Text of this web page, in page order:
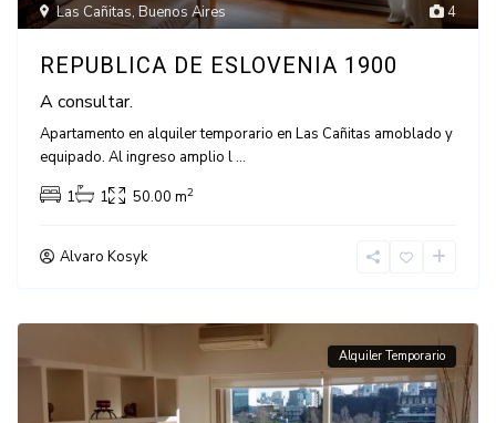
4
Las Cañitas,Buenos Aires
REPUBLICA DE ESLOVENIA 1900
A consultar.
Apartamento en alquiler temporario en Las Cañitas amoblado y
equipado. Al ingreso amplio l...
1
1 50.00 m2
Alvaro Kosyk
Alquiler Temporario